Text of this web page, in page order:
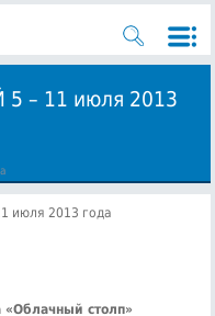
– 11 июля 2013
июля 2013 года
«Облачный столп»